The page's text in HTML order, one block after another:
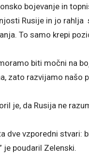
bojevanje in
Rusije in jo rahlja
To samo krepi
biti močni na
zato razvijamo našo
je, da Rusija ne
dve vzporedni stvari:
je poudaril Zelenski.